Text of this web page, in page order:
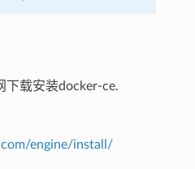
载安装docker-ce.
engine/install/